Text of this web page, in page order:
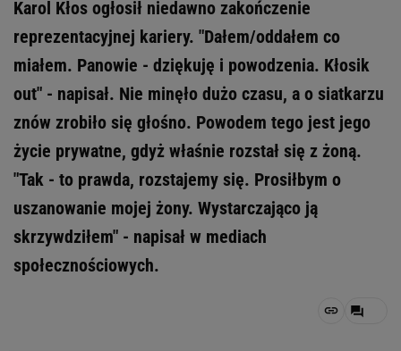
Karol Kłos ogłosił niedawno zakończenie
reprezentacyjnej kariery. "Dałem/oddałem co
miałem. Panowie - dziękuję i powodzenia. Kłosik
out" - napisał. Nie minęło dużo czasu, a o siatkarzu
znów zrobiło się głośno. Powodem tego jest jego
życie prywatne, gdyż właśnie rozstał się z żoną.
"Tak - to prawda, rozstajemy się. Prosiłbym o
uszanowanie mojej żony. Wystarczająco ją
skrzywdziłem" - napisał w mediach
społecznościowych.